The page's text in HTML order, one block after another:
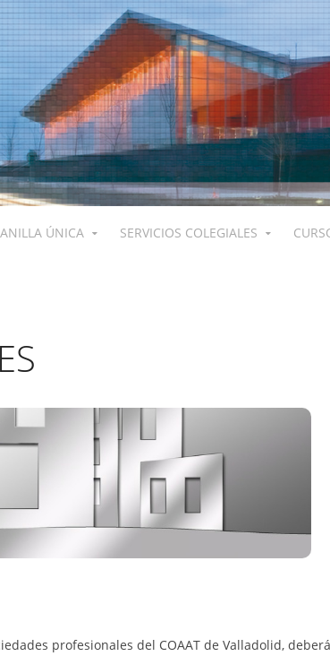
ÚNICA SERVICIOS COLEGIALES
profesionales del COAAT de Valladolid, deberá